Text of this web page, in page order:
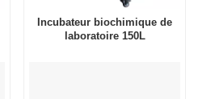
Incubateur biochimique de
laboratoire 150L